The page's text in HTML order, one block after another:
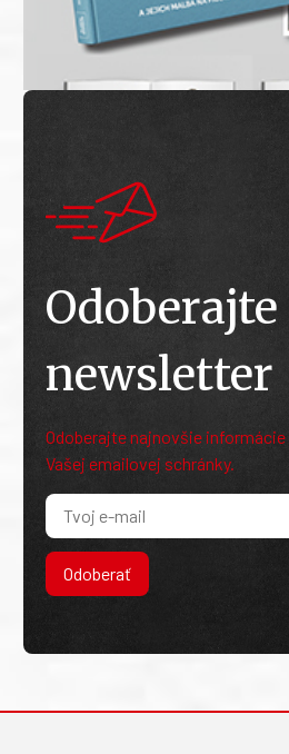
Odoberajte
newsletter
Odoberajte najnovšie
Vašej emailovej schránky.
Odoberať